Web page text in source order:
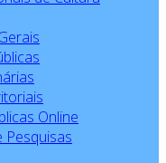
Online
Pesquisas